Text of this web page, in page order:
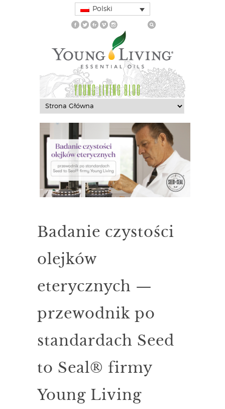
Polski
YOUNG LIVING BLOG
Badanie czystości
olejków
eterycznych —
przewodnik po
standardach Seed
to Seal® firmy
Young Living